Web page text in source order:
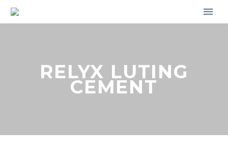
RELYX LUTING
CEMENT